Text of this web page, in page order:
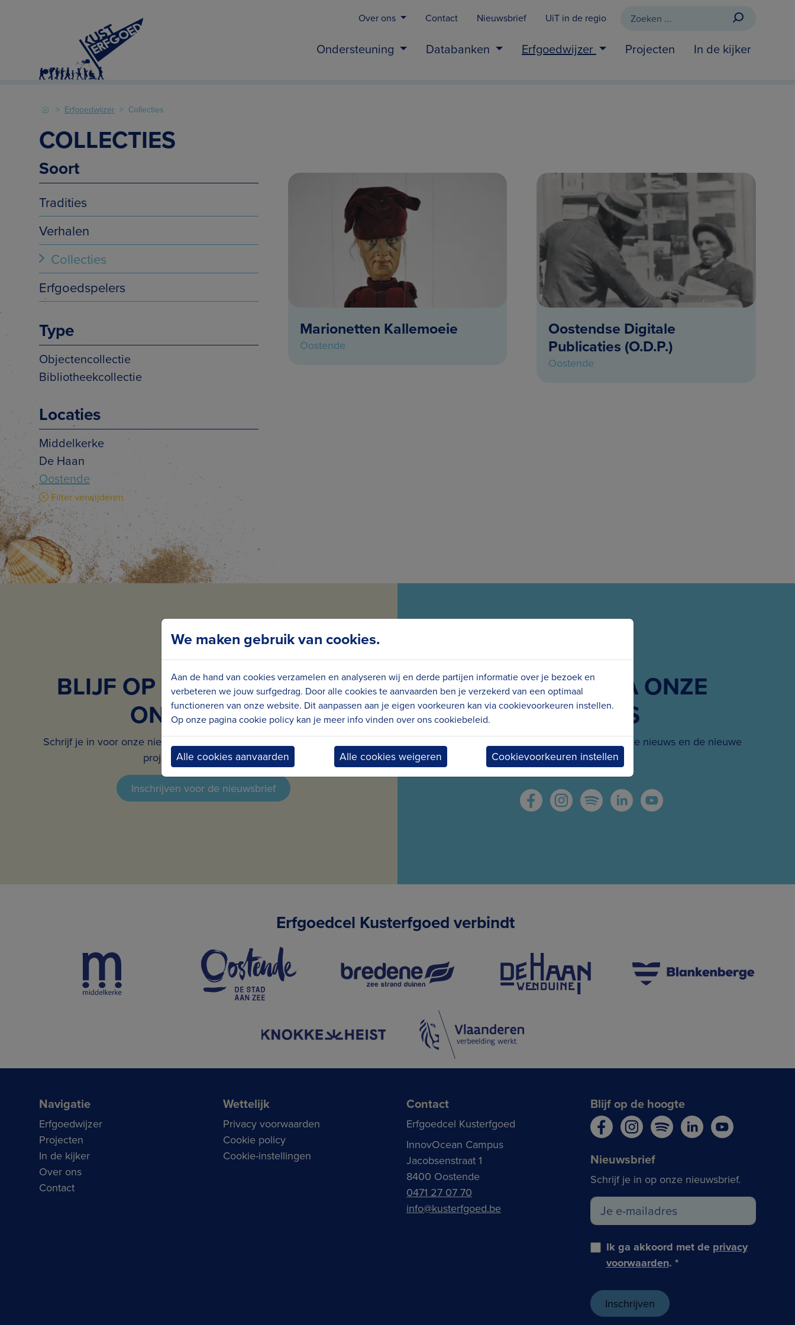
Over ons Contact Nieuwsbrief UiT in de regio
Ondersteuning Databanken Erfgoedwijzer Projecten In de kijker
Erfgoedwijzer Collecties
COLLECTIES
Soort
Tradities
Verhalen
Collecties
Erfgoedspelers
Type
Objectencollectie
Bibliotheekcollectie
Locaties
Middelkerke
De Haan
Oostende
Filter verwijderen
Marionetten Kallemoeie
Oostende
Oostendse Digitale
Publicaties (O.D.P.)
Oostende
BLIJF OP DE HOOGTE VAN
ONS NIEUWS
Schrijf je in voor onze nieuwsbrief en ontvang maandelijks nieuws en
projecten in jouw mailbox.
Inschrijven voor de nieuwsbrief
VOLG ONS VIA ONZE
SOCIALS
Wees meteen op de hoogte van het laatste nieuws en de nieuwe
projecten.
Erfgoedcel Kusterfgoed verbindt
Navigatie
Erfgoedwijzer
Projecten
In de kijker
Over ons
Contact
Wettelijk
Privacy voorwaarden
Cookie policy
Cookie-instellingen
Contact
Erfgoedcel Kusterfgoed
InnovOcean Campus
Jacobsenstraat 1
8400 Oostende
0471 27 07 70
info@kusterfgoed.be
Blijf op de hoogte
Nieuwsbrief
Schrijf je in op onze nieuwsbrief.
Ik ga akkoord met de privacy
voorwaarden. *
We maken gebruik van cookies.
Aan de hand van cookies verzamelen en analyseren wij en derde partijen informatie over je bezoek en
verbeteren we jouw surfgedrag. Door alle cookies te aanvaarden ben je verzekerd van een optimaal
functioneren van onze website. Dit aanpassen aan je eigen voorkeuren kan via cookievoorkeuren instellen.
Op onze pagina cookie policy kan je meer info vinden over ons cookiebeleid.
Alle cookies aanvaarden Alle cookies weigeren Cookievoorkeuren instellen